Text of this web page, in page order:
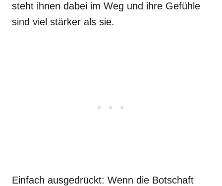
steht ihnen dabei im Weg und ihre Gefühle
sind viel stärker als sie.
Einfach ausgedrückt: Wenn die Botschaft